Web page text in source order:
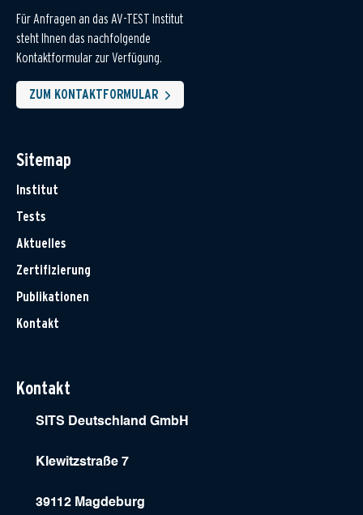
Für Anfragen an das AV-TEST Institut
steht Ihnen das nachfolgende
Kontaktformular zur Verfügung.
ZUM KONTAKTFORMULAR
Sitemap
Institut
Tests
Aktuelles
Zertifizierung
Publikationen
Kontakt
Kontakt
SITS Deutschland GmbH
Klewitzstraße 7
39112 Magdeburg